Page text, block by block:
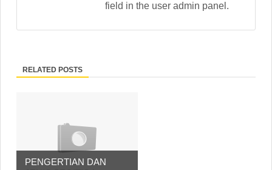
field in the user admin panel.
RELATED POSTS
PENGERTIAN DAN